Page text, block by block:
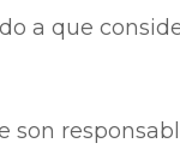
a que
son